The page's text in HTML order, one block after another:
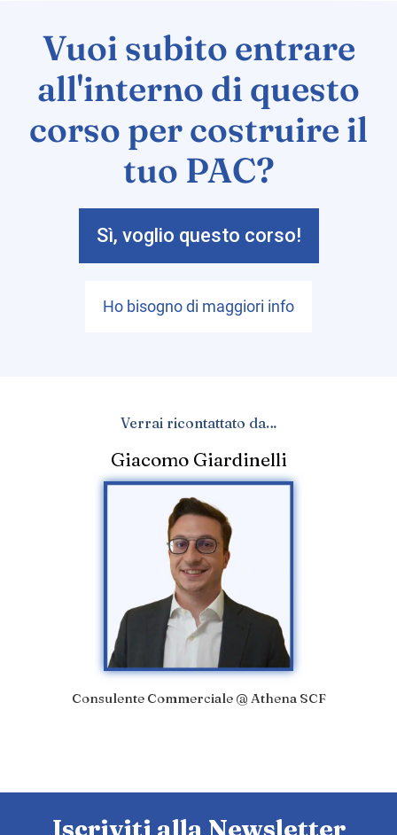
Vuoi subito entrare
all'interno di questo
corso per costruire il
tuo PAC?
Sì, voglio questo corso!
Ho bisogno di maggiori info
Verrai ricontattato da…
Giacomo Giardinelli
Consulente Commerciale @ Athena SCF
Iscriviti alla Newsletter